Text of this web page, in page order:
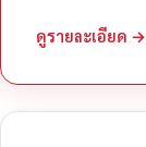
ดูรายละเอียด →